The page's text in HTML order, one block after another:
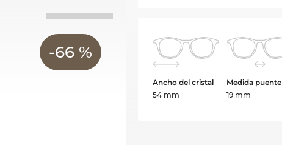
-66 %
Ancho del cristal
54 mm
Medida puente
19 mm